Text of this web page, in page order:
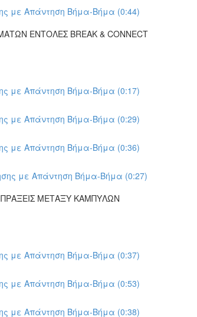
με Απάντηση Βήμα-Βήμα (0:44)
ΕΝΤΟΛΕΣ BREAK & CONNECT
με Απάντηση Βήμα-Βήμα (0:17)
με Απάντηση Βήμα-Βήμα (0:29)
με Απάντηση Βήμα-Βήμα (0:36)
με Απάντηση Βήμα-Βήμα (0:27)
ΠΡΑΞΕΙΣ ΜΕΤΑΞΥ ΚΑΜΠΥΛΩΝ
με Απάντηση Βήμα-Βήμα (0:37)
με Απάντηση Βήμα-Βήμα (0:53)
με Απάντηση Βήμα-Βήμα (0:38)